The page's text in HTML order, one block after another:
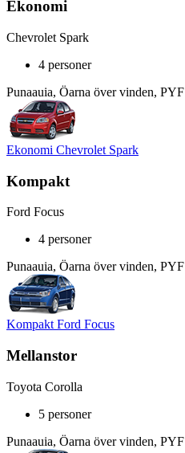
Ekonomi
Chevrolet Spark
4 personer
Punaauia, Öarna över vinden, PYF
Ekonomi Chevrolet Spark
Kompakt
Ford Focus
4 personer
Punaauia, Öarna över vinden, PYF
Kompakt Ford Focus
Mellanstor
Toyota Corolla
5 personer
Punaauia, Öarna över vinden, PYF